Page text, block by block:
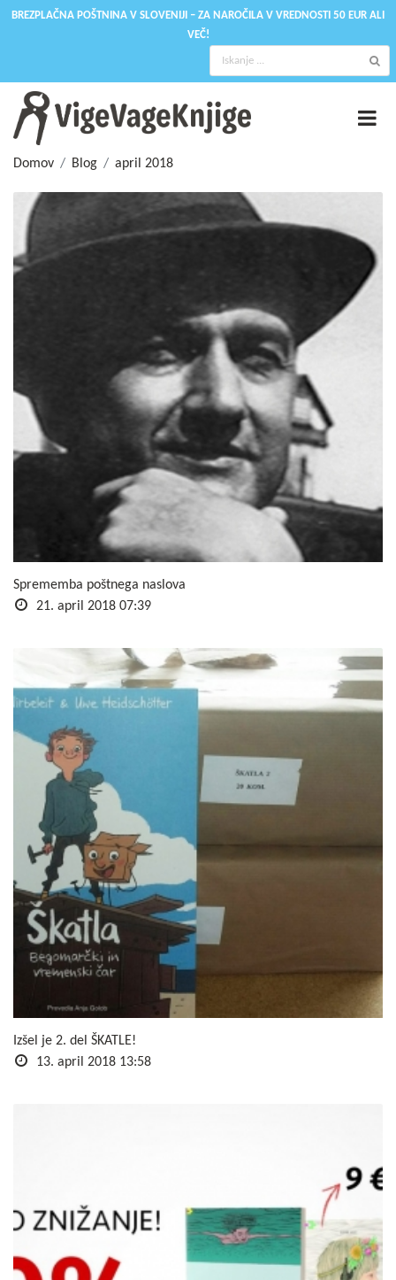
BREZPLAČNA POŠTNINA V SLOVENIJI – ZA NAROČILA V VREDNOSTI 50 EUR ALI
VEČ!
Domov Blog april 2018
Sprememba poštnega naslova
21. april 2018 07:39
Izšel je 2. del ŠKATLE!
13. april 2018 13:58